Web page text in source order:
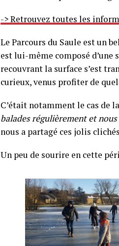
-> Retrouvez toutes les
Le Parcours du Saule est un
est lui-même composé d’une
recouvrant la surface s’est
curieux, venus profiter de
C’était notamment le cas de
balades régulièrement et
nous a partagé ces jolis
Un peu de sourire en cette